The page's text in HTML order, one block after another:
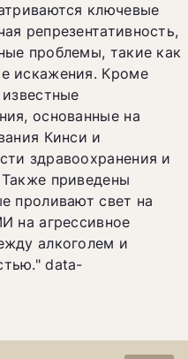
ключевые
репрезентативность,
проблемы, такие как
искажения. Кроме
основанные на
Кинси и
здравоохранения и
приведены
проливают свет на
на агрессивное
алкоголем и
data-